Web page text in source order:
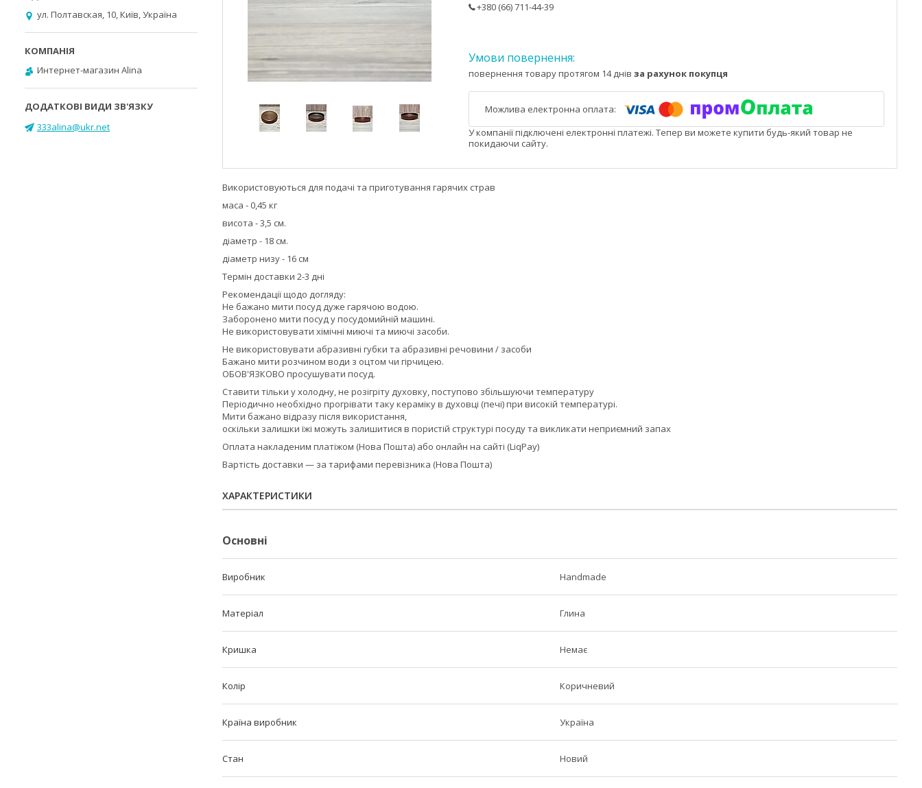
+380 (66) 711-44-39
повернення товару протягом 14 днів за рахунок покупця
У компанії підключені електронні платежі. Тепер ви можете купити будь-який товар не
покидаючи сайту.
Використовуються для подачі та приготування гарячих страв
маса - 0,45 кг
висота - 3,5 см.
діаметр - 18 см.
діаметр низу - 16 см
Термін доставки 2-3 дні
Рекомендації щодо догляду:
Не бажано мити посуд дуже гарячою водою.
Заборонено мити посуд у посудомийній машині.
Не використовувати хімічні миючі та миючі засоби.
Не використовувати абразивні губки та абразивні речовини / засоби
Бажано мити розчином води з оцтом чи гірчицею.
ОБОВ'ЯЗКОВО просушувати посуд.
Ставити тільки у холодну, не розігріту духовку, поступово збільшуючи температуру
Періодично необхідно прогрівати таку кераміку в духовці (печі) при високій температурі.
Мити бажано відразу після використання,
оскільки залишки їжі можуть залишитися в пористій структурі посуду та викликати неприємний запах
Оплата накладеним платіжом (Нова Пошта) або онлайн на сайті (LiqPay)
Вартість доставки — за тарифами перевізника (Нова Пошта)
ХАРАКТЕРИСТИКИ
Основні
Виробник Handmade
Матеріал Глина
Кришка Немає
Колір Коричневий
Країна виробник Україна
Стан Новий
ул. Полтавская, 10, Київ, Україна
Интернет-магазин Alina
333alina@ukr.net